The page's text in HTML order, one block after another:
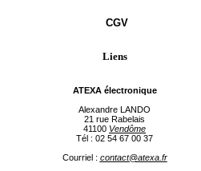
CGV
Liens
ATEXA électronique
Alexandre LANDO
21 rue Rabelais
41100 Vendôme
Tél : 02 54 67 00 37
Courriel : contact@atexa.fr